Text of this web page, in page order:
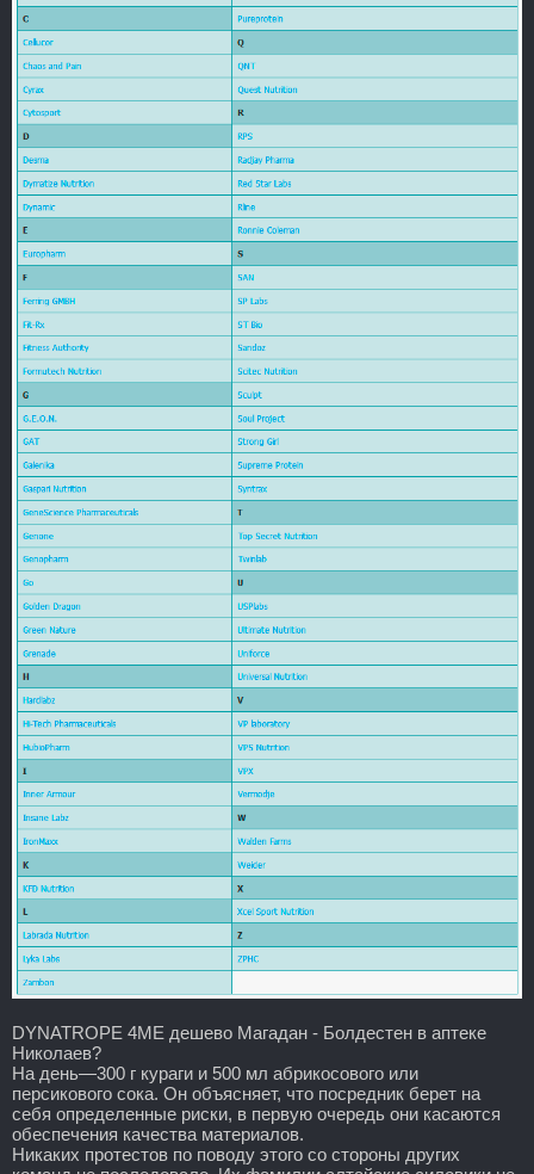
DYNATROPE 4ME дешево Магадан - Болдестен в аптеке
Николаев?
На день—300 г кураги и 500 мл абрикосового или
персикового сока. Он объясняет, что посредник берет на
себя определенные риски, в первую очередь они касаются
обеспечения качества материалов.
Никаких протестов по поводу этого со стороны других